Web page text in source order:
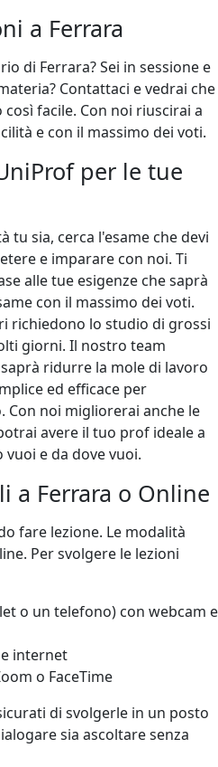
a Ferrara
di Ferrara? Sei in sessione e
Contattaci e vedrai che
facile. Con noi riuscirai a
e con il massimo dei voti.
per le tue
tu sia, cerca l'esame che devi
e imparare con noi. Ti
alle tue esigenze che saprà
con il massimo dei voti.
richiedono lo studio di grossi
giorni. Il nostro team
ridurre la mole di lavoro
ed efficace per
noi migliorerai anche le
avere il tuo prof ideale a
e da dove vuoi.
a Ferrara o Online
fare lezione. Le modalità
Per svolgere le lezioni
o un telefono) con webcam e
internet
o FaceTime
di svolgerle in un posto
sia ascoltare senza